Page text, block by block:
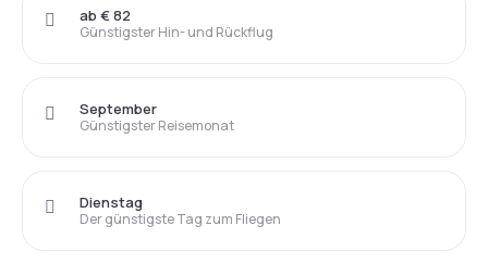
Günstigster Hin- und Rückflug
ab € 82
Günstigster Reisemonat
September
Der günstigste Tag zum Fliegen
Dienstag